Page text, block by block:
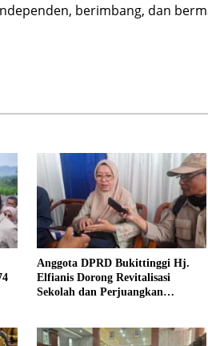
berimbang, dan
Anggota DPRD Bukittinggi Hj.
Elfianis Dorong Revitalisasi
Sekolah dan Perjuangkan